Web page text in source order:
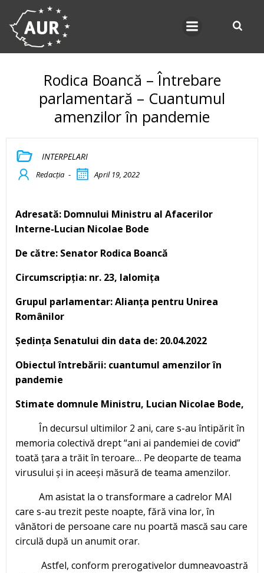
Rodica Boancă – Întrebare
parlamentară – Cuantumul
amenzilor în pandemie
INTERPELARI
Redacția - April 19, 2022
Adresată: Domnului Ministru al Afacerilor
Interne-Lucian Nicolae Bode
De către: Senator Rodica Boancă
Circumscripția: nr. 23, Ialomița
Grupul parlamentar: Alianța pentru Unirea
Românilor
Ședința Senatului din data de: 20.04.2022
Obiectul întrebării: cuantumul amenzilor în
pandemie
Stimate domnule Ministru, Lucian Nicolae Bode,
În decursul ultimilor 2 ani, care s-au întipărit în
memoria colectivă drept “ani ai pandemiei de covid”
toată țara a trăit în teroare… Pe deoparte de teama
virusului și in aceeși măsură de teama amenzilor.
Am asistat la o transformare a cadrelor MAI
care s-au trezit peste noapte, fără vina lor, în
vânători de persoane care nu poartă mască sau care
circulă după un anumit orar.
Astfel, conform prerogativelor dumneavoastră